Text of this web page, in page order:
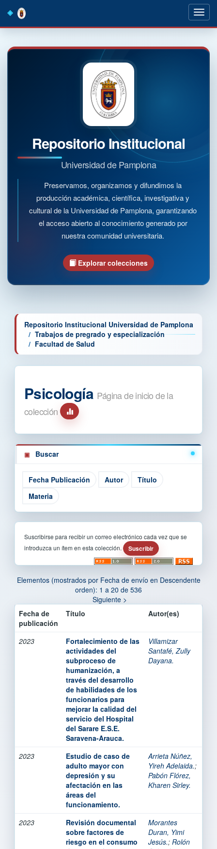
navigation
Repositorio Institucional
Universidad de Pamplona
Preservamos, organizamos y difundimos la
producción académica, científica, investigativa y
cultural de la Universidad de Pamplona, garantizando
el acceso abierto al conocimiento generado por
nuestra comunidad universitaria.
Explorar colecciones
Repositorio Institucional Universidad de Pamplona
Trabajos de pregrado y especialización
Facultad de Salud
Psicología Página de inicio de la
colección
Buscar
Suscribirse para recibir un correo electrónico cada vez que se
introduzca un ítem en esta colección.
Elementos (mostrados por Fecha de envío en Descendente
orden): 1 a 20 de 536
Siguiente >
Fecha de
publicación
Título Autor(es)
2023
Fortalecimiento de las
actividades del
subproceso de
humanización, a
través del desarrollo
de habilidades de los
funcionarios para
mejorar la calidad del
servicio del Hospital
del Sarare E.S.E.
Saravena-Arauca.
Villamizar
Santafé, Zully
Dayana.
2023
Estudio de caso de
adulto mayor con
depresión y su
afectación en las
áreas del
funcionamiento.
Arrieta Núñez,
Yireh Adelaida.;
Pabón Flórez,
Kharen Sirley.
2023
Revisión documental
sobre factores de
riesgo en el consumo
Morantes
Duran, Yimi
Jesús.; Rolón